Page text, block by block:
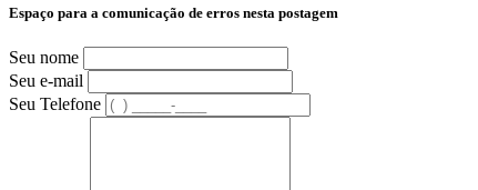
Espaço para a comunicação de erros nesta postagem
Seu nome
Seu e-mail
Seu Telefone